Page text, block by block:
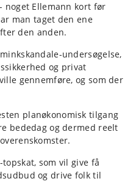
noget Ellemann kort før
man taget den ene
den anden.
undersøgelse,
og privat
gennemføre, og som der
planøkonomisk tilgang
bededag og dermed reelt
som vil give få
og drive folk til